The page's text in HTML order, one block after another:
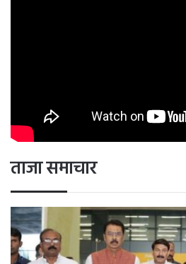
ताजा समाचार